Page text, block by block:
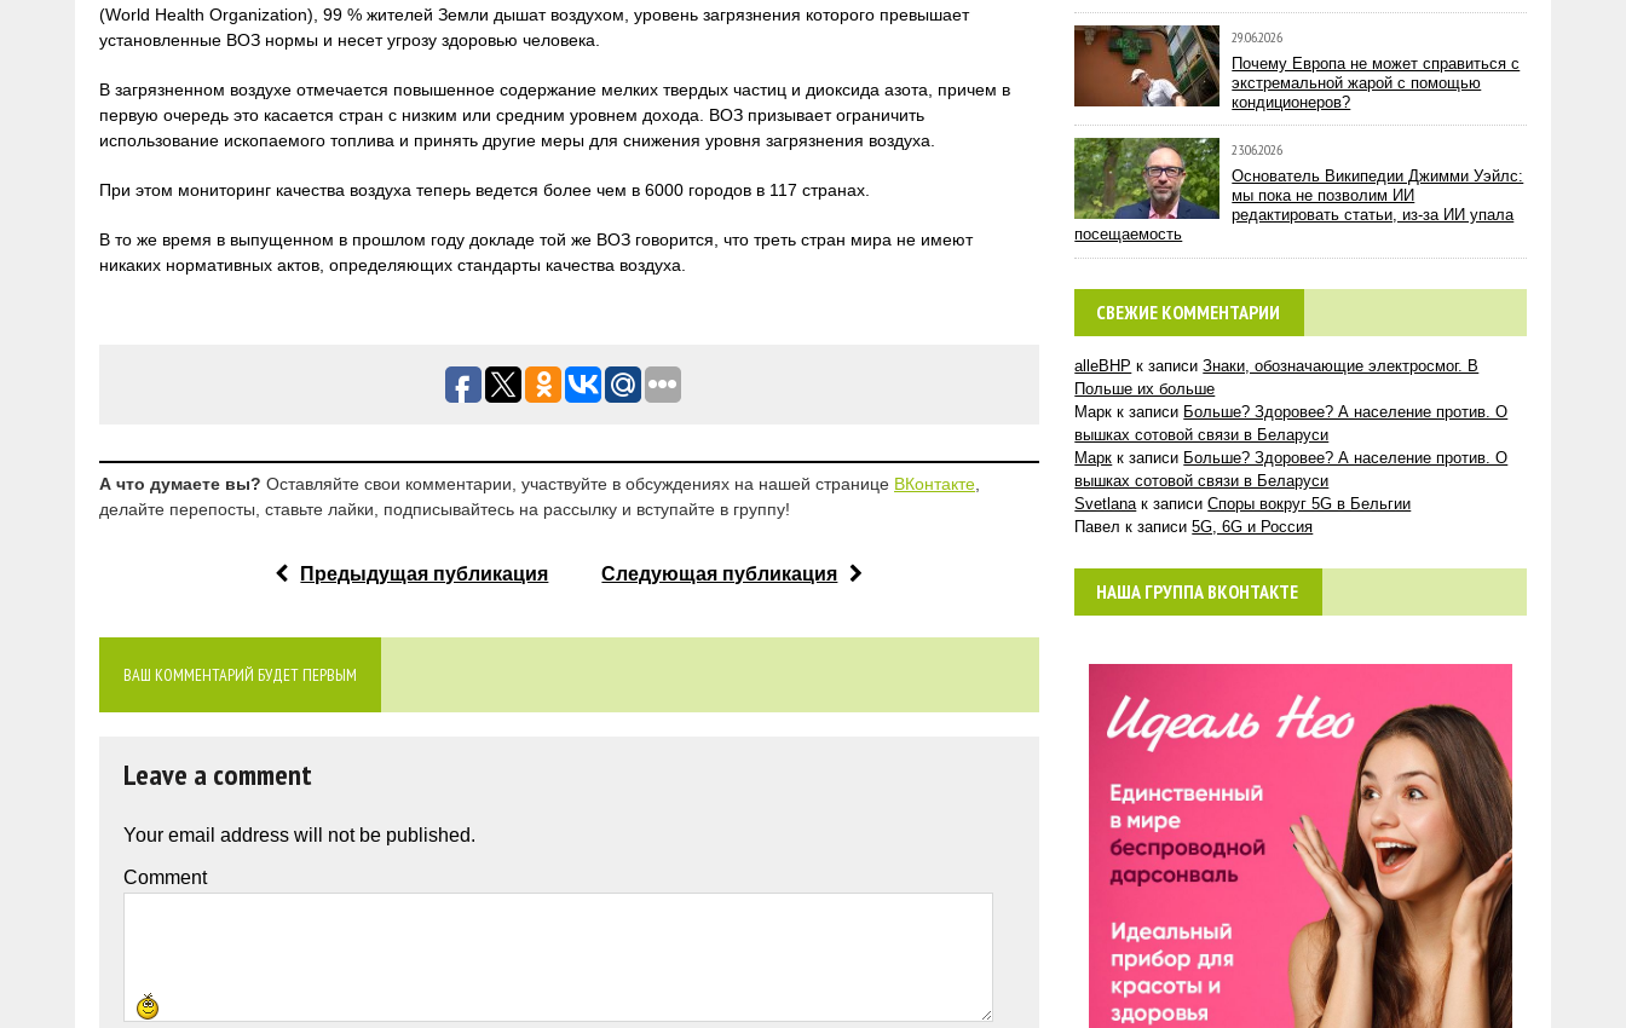
(World Health Organization), 99 % жителей Земли дышат воздухом, уровень загрязнения которого превышает
установленные ВОЗ нормы и несет угрозу здоровью человека.
В загрязненном воздухе отмечается повышенное содержание мелких твердых частиц и диоксида азота, причем в
первую очередь это касается стран с низким или средним уровнем дохода. ВОЗ призывает ограничить
использование ископаемого топлива и принять другие меры для снижения уровня загрязнения воздуха.
При этом мониторинг качества воздуха теперь ведется более чем в 6000 городов в 117 странах.
В то же время в выпущенном в прошлом году докладе той же ВОЗ говорится, что треть стран мира не имеют
никаких нормативных актов, определяющих стандарты качества воздуха.
А что думаете вы? Оставляйте свои комментарии, участвуйте в обсуждениях на нашей странице ВКонтакте
делайте перепосты, ставьте лайки, подписывайтесь на рассылку и вступайте в группу!
Предыдущая публикация Следующая публикация
ВАШ КОММЕНТАРИЙ БУДЕТ ПЕРВЫМ
Leave a comment
Your email address will not be published.
Comment
29.06.2026
Почему Европа не может справиться с
экстремальной жарой с помощью
кондиционеров?
23.06.2026
Основатель Википедии Джимми Уэйлс:
мы пока не позволим ИИ
редактировать статьи, из-за ИИ упала
посещаемость
СВЕЖИЕ КОММЕНТАРИИ
alleBHP к записиЗнаки, обозначающие электросмог. В
Польше их больше
Марк к записи Больше? Здоровее? А население против. О
вышках сотовой связи в Беларуси
Марк к записи Больше? Здоровее? А население против. О
вышках сотовой связи в Беларуси
Svetlana к записиСпоры вокруг 5G в Бельгии
Павел к записи5G, 6G и Россия
НАША ГРУППА ВКОНТАКТЕ